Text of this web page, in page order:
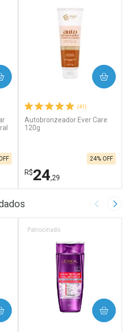
FECHAR
FECHAR
(41)
Autobronzeador Ever Care
120g
R$24,29
24% OFF
COMPRAR
Laboratório
Por Menos
Imagem
Patrocinado
COMPRAR